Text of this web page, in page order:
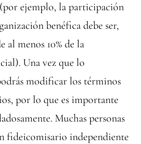
ejemplo, la participación
benéfica debe ser,
al menos 10% de la
Una vez que lo
modificar los términos
por lo que es importante
Muchas personas
fideicomisario independiente